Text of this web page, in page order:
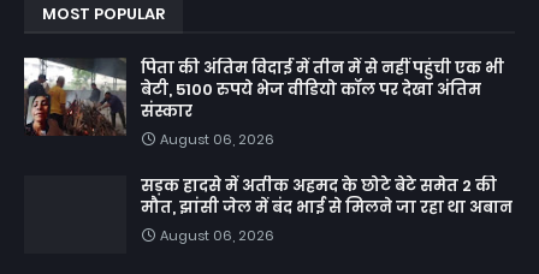
MOST POPULAR
पिता की अंतिम विदाई में तीन में से नहीं पहुंची एक भी
बेटी, 5100 रुपये भेज वीडियो कॉल पर देखा अंतिम
संस्कार
August 06, 2026
सड़क हादसे में अतीक अहमद के छोटे बेटे समेत 2 की
मौत, झांसी जेल में बंद भाई से मिलने जा रहा था अबान
August 06, 2026